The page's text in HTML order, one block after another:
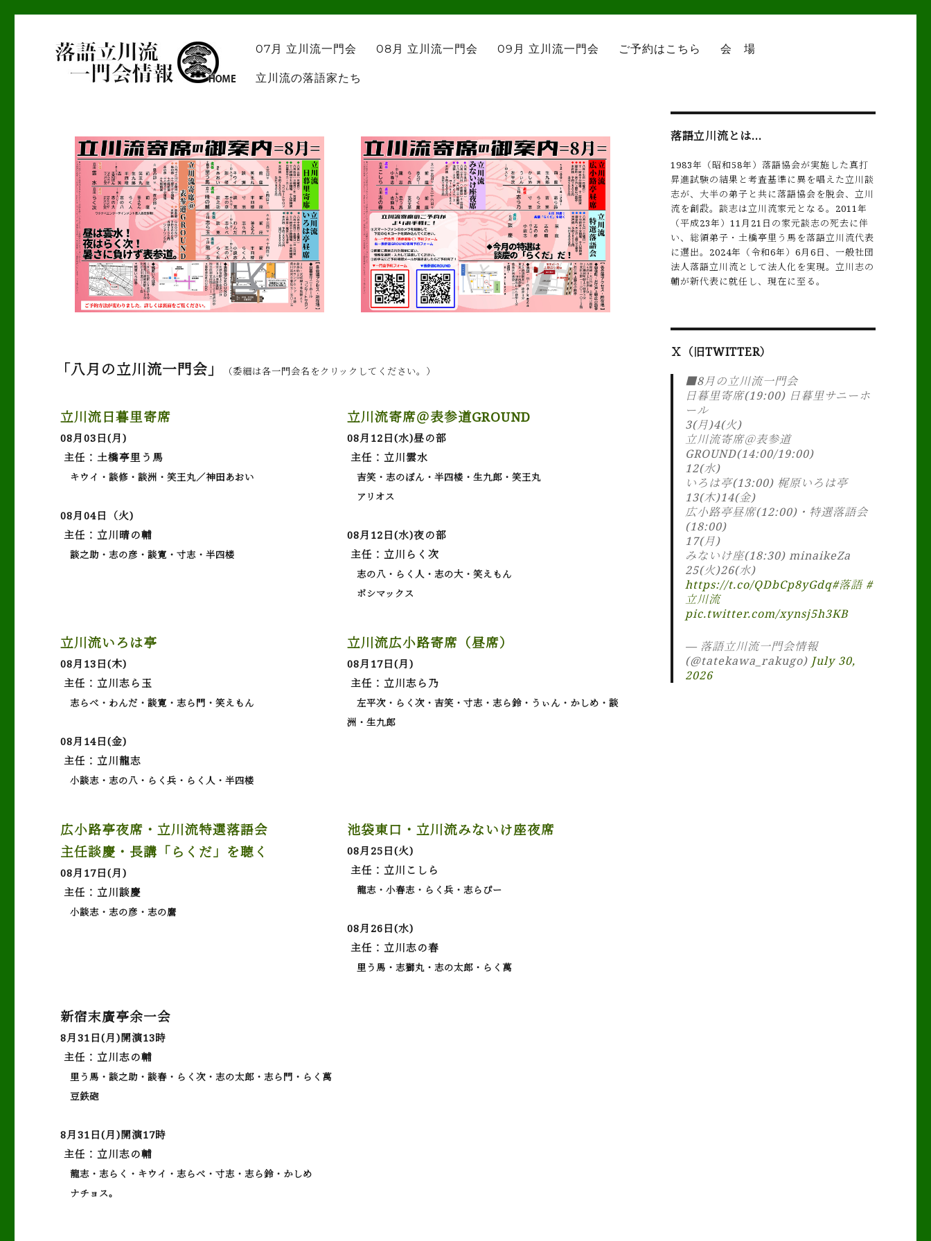
07月 立川流一門会 08月 立川流一門会 09月 立川流一門会 ご予約はこちら 会 場
立川流の落語家たち
「八月の立川流一門会」 （委細は各一門会名をクリックしてください。）
立川流日暮里寄席
08月03日(月)
主任：土橋亭里う馬
キウイ・談修・談洲・笑王丸／神田あおい
08月04日（火)
主任：立川晴の輔
談之助・志の彦・談寛・寸志・半四楼
立川流寄席＠表参道GROUND
08月12日(水)昼の部
主任：立川雲水
吉笑・志のぽん・半四楼・生九郎・笑王丸
アリオス
08月12日(水)夜の部
主任：立川らく次
志の八・らく人・志の大・笑えもん
ボシマックス
立川流いろは亭
08月13日(木)
主任：立川志ら玉
志らべ・わんだ・談寛・志ら門・笑えもん
08月14日(金)
主任：立川龍志
小談志・志の八・らく兵・らく人・半四楼
立川流広小路寄席（昼席）
08月17日(月)
主任：立川志ら乃
左平次・らく次・吉笑・寸志・志ら鈴・うぃん・かしめ・談
洲・生九郎
広小路亭夜席・立川流特選落語会
主任談慶・長講「らくだ」を聴く
08月17日(月)
主任：立川談慶
小談志・志の彦・志の麿
池袋東口・立川流みないけ座夜席
08月25日(火)
主任：立川こしら
龍志・小春志・らく兵・志らぴー
08月26日(水)
主任：立川志の春
里う馬・志獅丸・志の太郎・らく萬
新宿末廣亭余一会
8月31日(月)開演13時
主任：立川志の輔
里う馬・談之助・談春・らく次・志の太郎・志ら門・らく萬
豆鉄砲
8月31日(月)開演17時
主任：立川志の輔
龍志・志らく・キウイ・志らべ・寸志・志ら鈴・かしめ
ナチョス。
落語立川流とは…
1983年（昭和58年）落語協会が実施した真打
昇進試験の結果と考査基準に異を唱えた立川談
志が、大半の弟子と共に落語協会を脱会、立川
流を創設。談志は立川流家元となる。2011年
（平成23年）11月21日の家元談志の死去に伴
い、総領弟子・土橋亭里う馬を落語立川流代表
に選出。2024年 （令和6年）6月6日、一般社団
法人落語立川流として法人化を実現。立川志の
輔が新代表に就任し、現在に至る。
Ｘ（旧TWITTER）
■8月の立川流一門会
日暮里寄席(19:00) 日暮里サニーホ
ール
3(月)4(火)
立川流寄席＠表参道
GROUND(14:00/19:00)
12(水)
いろは亭(13:00) 梶原いろは亭
13(木)14(金)
広小路亭昼席(12:00)・特選落語会
(18:00)
17(月)
みないけ座(18:30) minaikeZa
25(火)26(水)
https://t.co/QDbCp8yGdq#落語 #
立川流
pic.twitter.com/xynsj5h3KB
— 落語立川流一門会情報
(@tatekawa_rakugo) July 30,
2026